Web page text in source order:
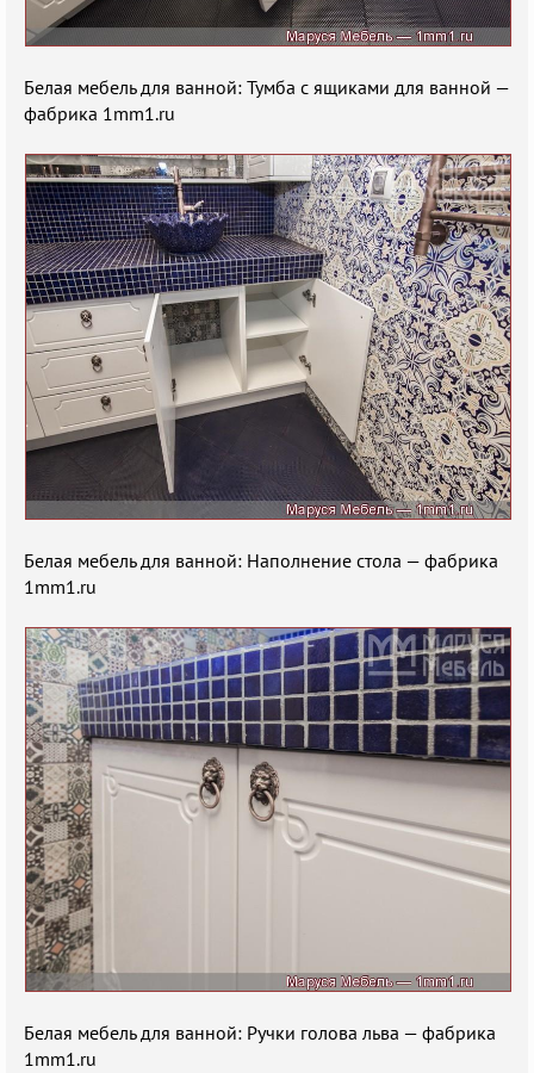
Белая мебель для ванной: Тумба с ящиками для ванной —
фабрика 1mm1.ru
Белая мебель для ванной: Наполнение стола — фабрика
1mm1.ru
Белая мебель для ванной: Ручки голова льва — фабрика
1mm1.ru